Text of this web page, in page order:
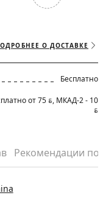
О ДОСТАВКЕ
Бесплатно
от 75 BYN, МКАД-2 - 10
BYN
Рекомендации